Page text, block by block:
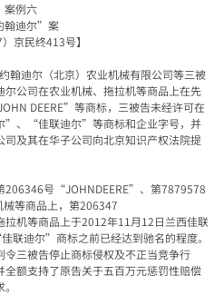
案例六
翰迪尔” 案
）京民终413号】
翰迪尔（北京）农业机械有限公司等三被
公司在农业机械、拖拉机等商品上在先
DEERE” 等商标，三被告未经许可在
” 、 “佳联迪尔” 等商标和企业字号，并
司及其在华子公司向北京知识产权法院提
206346号 “JOHNDEERE” 、第7879578
械等商品上，第206347
拉机等商品上于2012年11 月12日兰西佳联
佳联迪尔” 商标之前已经达到驰名的程度。
三被告停止商标侵权及不正当竞争行
额支持了原告关于五百万元惩罚性赔偿